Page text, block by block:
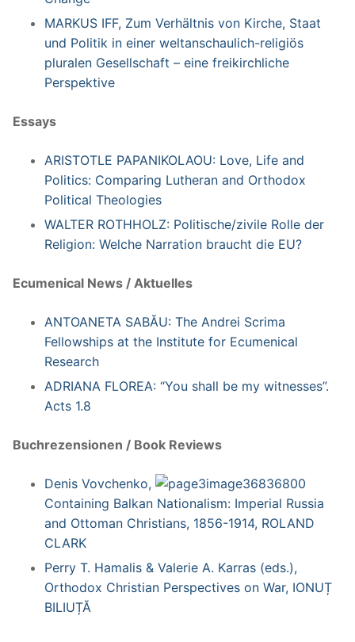
MARKUS IFF, Zum Verhältnis von Kirche, Staat
und Politik in einer weltanschaulich-religiös
pluralen Gesellschaft – eine freikirchliche
Perspektive
Essays
ARISTOTLE PAPANIKOLAOU: Love, Life and
Politics: Comparing Lutheran and Orthodox
Political Theologies
WALTER ROTHHOLZ: Politische/zivile Rolle der
Religion: Welche Narration braucht die EU?
Ecumenical News / Aktuelles
ANTOANETA SABĂU: The Andrei Scrima
Fellowships at the Institute for Ecumenical
Research
ADRIANA FLOREA: “You shall be my witnesses”.
Acts 1.8
Buchrezensionen / Book Reviews
Denis Vovchenko,
Containing Balkan Nationalism: Imperial Russia
and Ottoman Christians, 1856-1914, ROLAND
CLARK
Perry T. Hamalis & Valerie A. Karras (eds.),
Orthodox Christian Perspectives on War, IONUȚ
BILIUȚĂ